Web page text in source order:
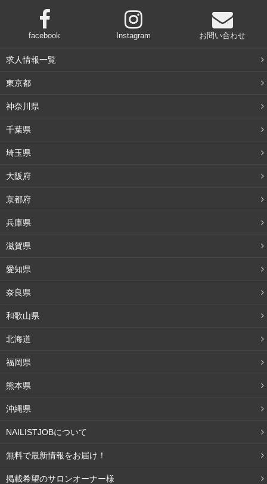
facebook Instagram お問い合わせ
求人情報一覧
東京都
神奈川県
千葉県
埼玉県
大阪府
京都府
兵庫県
滋賀県
愛知県
奈良県
和歌山県
北海道
福岡県
熊本県
沖縄県
NAILISTJOBについて
無料で最新情報をお届け！
掲載希望のサロンオーナー様